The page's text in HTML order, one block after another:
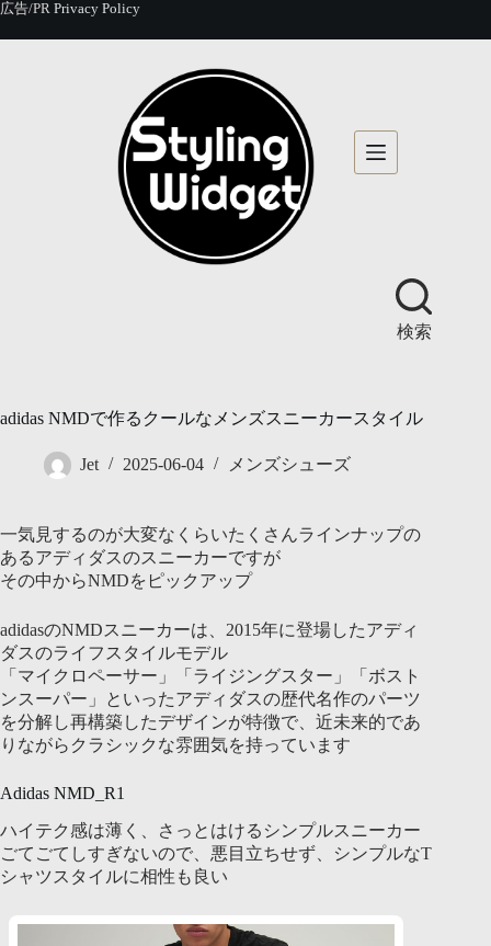
コ
広告/PR Privacy Policy
検索
adidas NMDで作るクールなメンズスニーカースタイル
Jet 2025-06-04 メンズシューズ
一気見するのが大変なくらいたくさんラインナップの
あるアディダスのスニーカーですが
その中からNMDをピックアップ
adidasのNMDスニーカーは、2015年に登場したアディ
ダスのライフスタイルモデル
「マイクロペーサー」「ライジングスター」「ボスト
ンスーパー」といったアディダスの歴代名作のパーツ
を分解し再構築したデザインが特徴で、近未来的であ
りながらクラシックな雰囲気を持っています
Adidas NMD_R1
ハイテク感は薄く、さっとはけるシンプルスニーカー
ごてごてしすぎないので、悪目立ちせず、シンプルなT
シャツスタイルに相性も良い